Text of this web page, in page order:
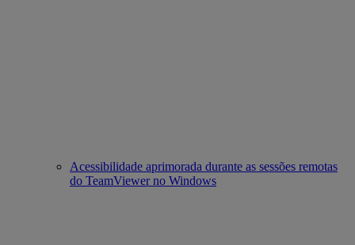
Acessibilidade aprimorada durante as sessões remotas
do TeamViewer no Windows